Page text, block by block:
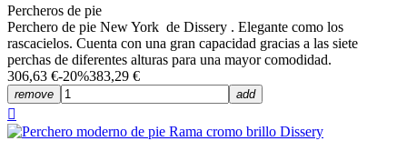
Percheros de pie
Perchero de pie New York de Dissery . Elegante como los
rascacielos. Cuenta con una gran capacidad gracias a las siete
perchas de diferentes alturas para una mayor comodidad.
306,63 €-20%383,29 €
remove add
